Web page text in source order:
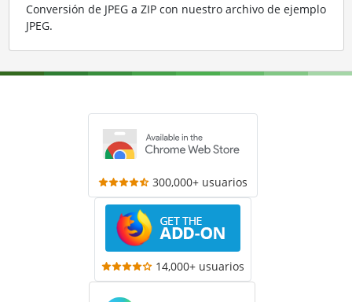
Conversión de JPEG a ZIP con nuestro archivo de ejemplo
JPEG.
300,000+ usuarios
14,000+ usuarios